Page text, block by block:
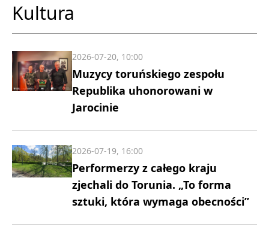
Kultura
Muzycy toruńskiego zespołu
Republika uhonorowani w
Jarocinie
2026-07-20, 10:00
Performerzy z całego kraju
zjechali do Torunia. „To forma
sztuki, która wymaga obecności”
2026-07-19, 16:00